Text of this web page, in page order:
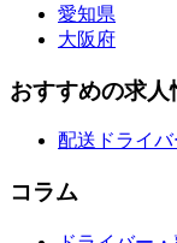
愛知県
大阪府
おすすめの求人
配送ドライバ
コラム